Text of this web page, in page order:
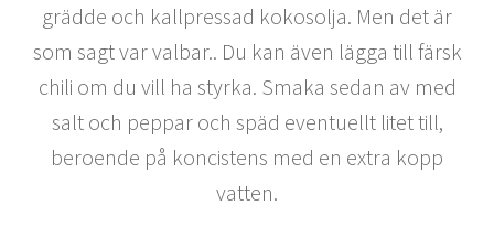
grädde och kallpressad kokosolja. Men det är
som sagt var valbar.. Du kan även lägga till färsk
chili om du vill ha styrka. Smaka sedan av med
salt och peppar och späd eventuellt litet till,
beroende på koncistens med en extra kopp
vatten.